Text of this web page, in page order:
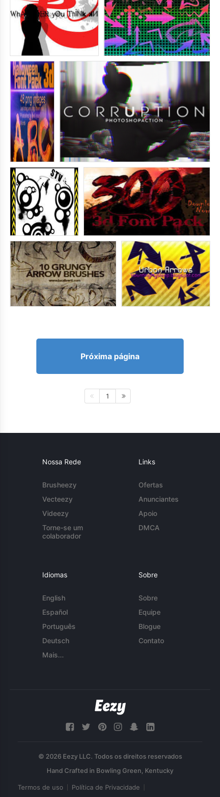
Próxima página
1
Nossa Rede
Brusheezy
Vecteezy
Videezy
Torne-se um
colaborador
Links
Ofertas
Anunciantes
Apoio
DMCA
Idiomas
English
Español
Português
Deutsch
Mais...
Sobre
Sobre
Equipe
Blogue
Contato
© 2026 Eezy LLC. Todos os direitos reservados
Termos de uso Política de Privacidade